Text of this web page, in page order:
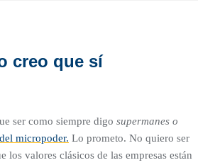
creo que sí
ser como siempre digo supermanes o
micropoder. Lo prometo. No quiero ser
los valores clásicos de las empresas están